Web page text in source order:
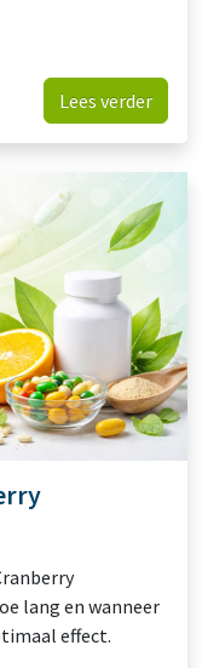
Lees verder
lang en wanneer
effect.